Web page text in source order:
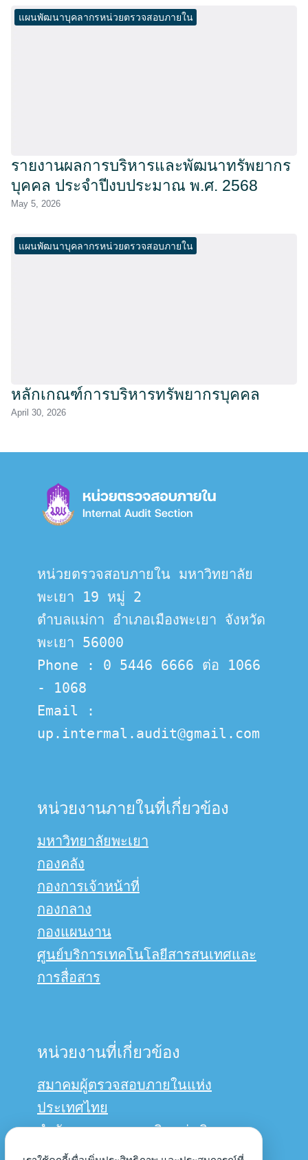
แผนพัฒนาบุคลากรหน่วยตรวจสอบภายใน
รายงานผลการบริหารและพัฒนาทรัพยากร
บุคคล ประจำปีงบประมาณ พ.ศ. 2568
May 5, 2026
แผนพัฒนาบุคลากรหน่วยตรวจสอบภายใน
หลักเกณฑ์การบริหารทรัพยากรบุคคล
April 30, 2026
หน่วยตรวจสอบภายใน มหาวิทยาลัย
พะเยา 19 หมู่ 2
ตำบลแม่กา อำเภอเมืองพะเยา จังหวัด
พะเยา 56000
Phone : 0 5446 6666 ต่อ 1066
- 1068
Email :
up.intermal.audit@gmail.com
หน่วยงานภายในที่เกี่ยวข้อง
มหาวิทยาลัยพะเยา
กองคลัง
กองการเจ้าหน้าที่
กองกลาง
กองแผนงาน
ศูนย์บริการเทคโนโลยีสารสนเทศและ
การสื่อสาร
หน่วยงานที่เกี่ยวข้อง
สมาคมผู้ตรวจสอบภายในแห่ง
ประเทศไทย
สำนักงานการตรวจเงินแผ่นดิน
กรมบัญชีกลาง